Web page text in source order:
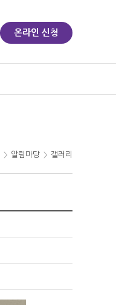
온라인 신청
알림마당 갤러리